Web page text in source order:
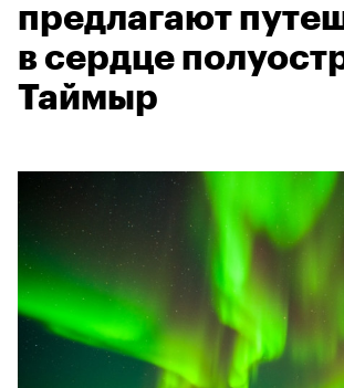
предлагают
в сердце
Таймыр